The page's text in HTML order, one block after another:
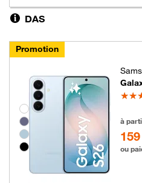
DAS
Promotion
Groupe de couleurs disponibles
à
159
ou